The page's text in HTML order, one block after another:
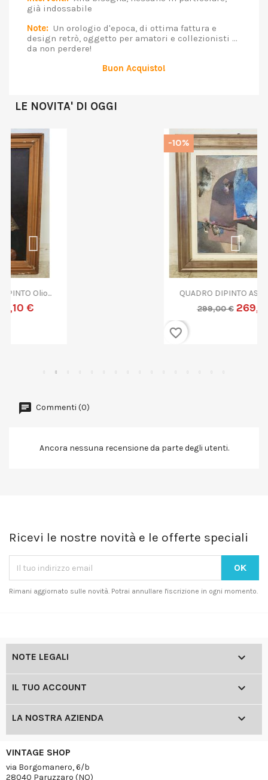
già indossabile
Note: Un orologio d'epoca, di ottima fattura e
design retrò, oggetto per amatori e collezionisti ...
da non perdere!
Buon Acquisto!
LE NOVITA' DI OGGI
QUADRO DIPINTO ASTRATTO G....
Commenti (0)
Ancora nessuna recensione da parte degli utenti.
Ricevi le nostre novità e le offerte speciali
Rimani aggiornato sulle novità. Potrai annullare l'iscrizione in ogni momento.
NOTE LEGALI 
IL TUO ACCOUNT 
LA NOSTRA AZIENDA 
VINTAGE SHOP
via Borgomanero, 6/b
28040 Paruzzaro (NO)